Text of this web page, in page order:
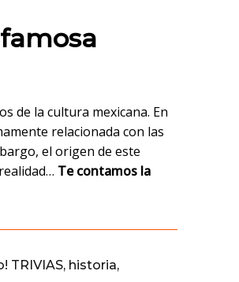
de la cultura mexicana. En
relacionada con las
el origen de este
Te contamos la
TRIVIAS, historia,